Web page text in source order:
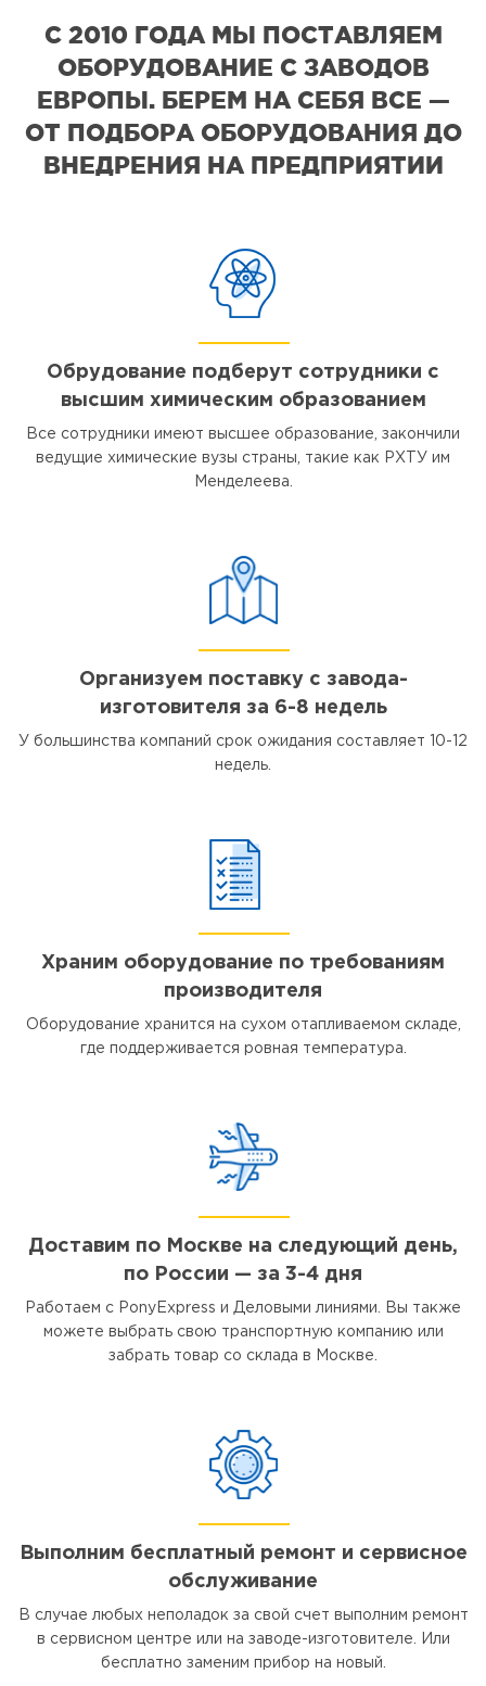
С 2010 ГОДА МЫ ПОСТАВЛЯЕМ
ОБОРУДОВАНИЕ С ЗАВОДОВ
ЕВРОПЫ. БЕРЕМ НА СЕБЯ ВСЕ —
ОТ ПОДБОРА ОБОРУДОВАНИЯ ДО
ВНЕДРЕНИЯ НА ПРЕДПРИЯТИИ
Обрудование подберут сотрудники с
высшим химическим образованием
Все сотрудники имеют высшее образование, закончили
ведущие химические вузы страны, такие как РХТУ им
Менделеева.
Организуем поставку с завода-
изготовителя за 6-8 недель
У большинства компаний срок ожидания составляет 10-12
недель.
Храним оборудование по требованиям
производителя
Оборудование хранится на сухом отапливаемом складе,
где поддерживается ровная температура.
Доставим по Москве на следующий день,
по России — за 3-4 дня
Работаем с PonyExpress и Деловыми линиями. Вы также
можете выбрать свою транспортную компанию или
забрать товар со склада в Москве.
Выполним бесплатный ремонт и сервисное
обслуживание
В случае любых неполадок за свой счет выполним ремонт
в сервисном центре или на заводе-изготовителе. Или
бесплатно заменим прибор на новый.